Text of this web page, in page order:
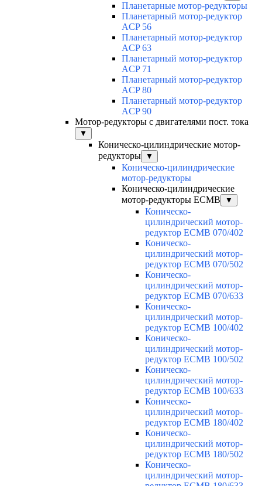
Планетарные мотор-редукторы
Планетарный мотор-редуктор
ACP 56
Планетарный мотор-редуктор
ACP 63
Планетарный мотор-редуктор
ACP 71
Планетарный мотор-редуктор
ACP 80
Планетарный мотор-редуктор
ACP 90
Мотор-редукторы с двигателями пост. тока
▼
Коническо-цилиндрические мотор-
редукторы
▼
Коническо-цилиндрические
мотор-редукторы
Коническо-цилиндрические
мотор-редукторы ECMB
▼
Коническо-
цилиндрический мотор-
редуктор ECMB 070/402
Коническо-
цилиндрический мотор-
редуктор ECMB 070/502
Коническо-
цилиндрический мотор-
редуктор ECMB 070/633
Коническо-
цилиндрический мотор-
редуктор ECMB 100/402
Коническо-
цилиндрический мотор-
редуктор ECMB 100/502
Коническо-
цилиндрический мотор-
редуктор ECMB 100/633
Коническо-
цилиндрический мотор-
редуктор ECMB 180/402
Коническо-
цилиндрический мотор-
редуктор ECMB 180/502
Коническо-
цилиндрический мотор-